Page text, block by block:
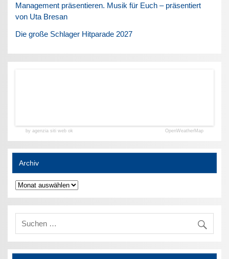
Management präsentieren. Musik für Euch – präsentiert
von Uta Bresan
Die große Schlager Hitparade 2027
by agenzia siti web ok OpenWeatherMap
Archiv
Archiv